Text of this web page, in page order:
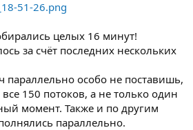
целых 16 минут!
за счёт последних нескольких
параллельно особо не поставишь,
150 потоков, а не только один
момент. Также и по другим
параллельно.